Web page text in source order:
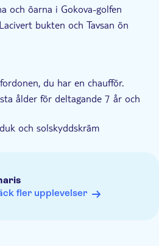
och öarna i Gokova-golfen
bukten och Tavsan ön
gedigen kunskap om Turkiet
du har en chaufför.
ålder för deltagande 7 år och
och solskyddskräm
en extra kostnad för att
och blöt på den här utflykten, så
Ta gärna med en vattentät
fler upplevelser